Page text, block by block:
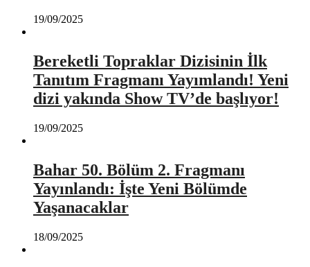
19/09/2025
Bereketli Topraklar Dizisinin İlk
Tanıtım Fragmanı Yayımlandı! Yeni
dizi yakında Show TV’de başlıyor!
19/09/2025
Bahar 50. Bölüm 2. Fragmanı
Yayınlandı: İşte Yeni Bölümde
Yaşanacaklar
18/09/2025